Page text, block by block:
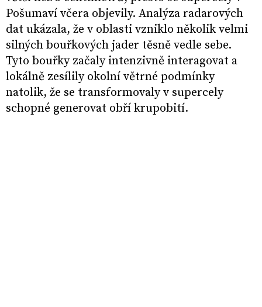
Pošumaví včera objevily. Analýza radarových
dat ukázala, že v oblasti vzniklo několik velmi
silných bouřkových jader těsně vedle sebe.
Tyto bouřky začaly intenzivně interagovat a
lokálně zesílily okolní větrné podmínky
natolik, že se transformovaly v supercely
schopné generovat obří krupobití.